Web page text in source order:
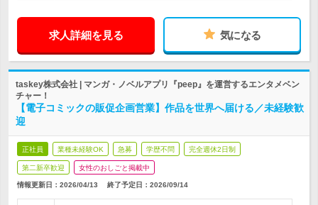
求人詳細を見る 気になる
taskey株式会社 | マンガ・ノベルアプリ『peep』を運営するエンタメベン
チャー！
【電子コミックの販促企画営業】作品を世界へ届ける／未経験歓
迎
正社員 業種未経験OK 急募 学歴不問 完全週休2日制
第二新卒歓迎 女性のおしごと掲載中
情報更新日：2026/04/13 終了予定日： 2026/09/14